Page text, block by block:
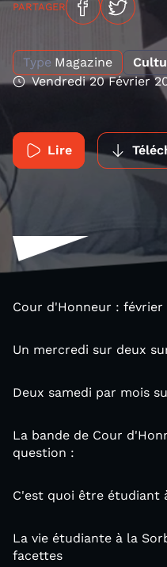
PARTAGER
Type Magazine
Vendredi 20 Février
Lire
Cour d'Honneur : février
Un mercredi sur deux
Deux samedi par mois
La bande de Cour
question :
C'est quoi être étudiant
La vie étudiante à la
facettes